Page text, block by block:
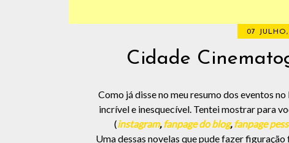
07 JULHO,
Cidade
Como já disse no meu resumo dos eventos no
incrível e inesquecível. Tentei mostrar para
(instagram,fanpage do blog,fanpage
Uma dessas novelas que pude fazer